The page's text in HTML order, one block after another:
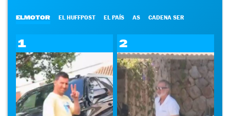
ELMOTOR EL HUFFPOST EL PAÍS AS CADENA SER
1 2